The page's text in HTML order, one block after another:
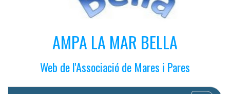
AMPA LA MAR BELLA
Web de l'Associació de Mares i Pares